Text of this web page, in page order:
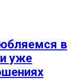
в
уже